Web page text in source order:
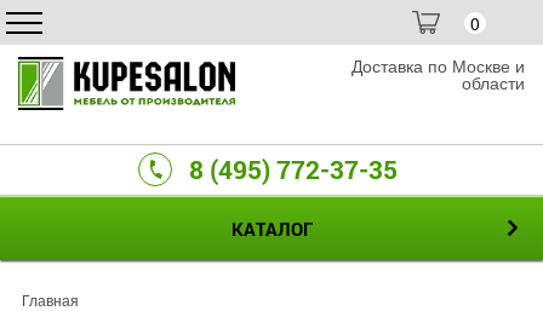
0
Доставка по Москве и
области
8 (495) 772-37-35
КАТАЛОГ
Главная